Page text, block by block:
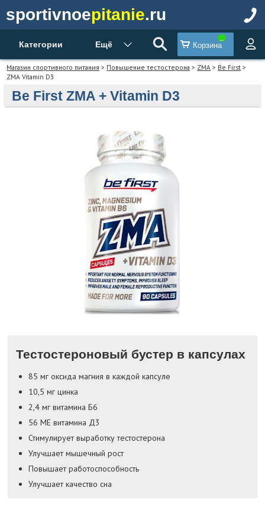
sportivnoepitanie.ru
Категории Ещё Корзина
Магазин спортивного питания > Повышение тестостерона > ZMA > Be First >
ZMA Vitamin D3
Be First ZMA + Vitamin D3
Тестостероновый бустер в капсулах
85 мг оксида магния в каждой капсуле
10,5 мг цинка
2,4 мг витамина Б6
56 МЕ витамина Д3
Стимулирует выработку тестостерона
Улучшает мышечный рост
Повышает работоспособность
Улучшает качество сна